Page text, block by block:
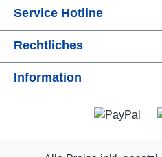
Service Hotline
Rechtliches
Information